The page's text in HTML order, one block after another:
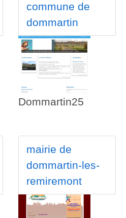
commune de
dommartin
Dommartin25
mairie de
dommartin-les-
remiremont